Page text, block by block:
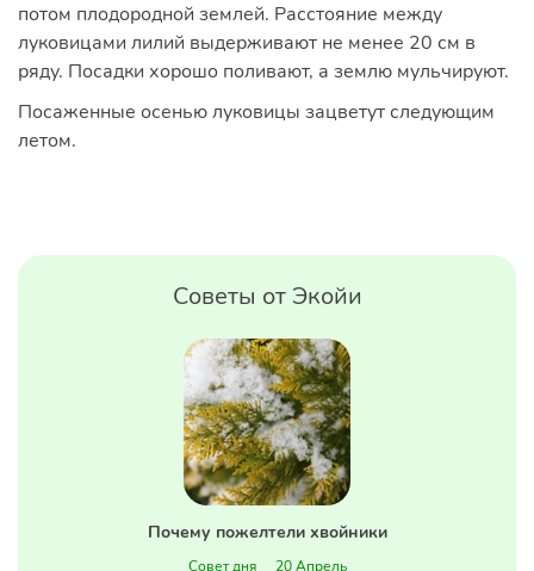
потом плодородной землей. Расстояние между
луковицами лилий выдерживают не менее 20 см в
ряду. Посадки хорошо поливают, а землю мульчируют.
Посаженные осенью луковицы зацветут следующим
летом.
Советы от Экойи
Почему пожелтели хвойники
Совет дня 20 Апрель